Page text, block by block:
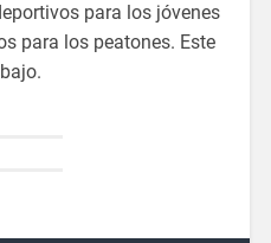
para los jóvenes
para los peatones. Este